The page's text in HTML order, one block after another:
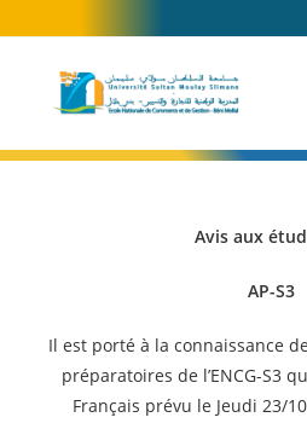
to
content
Avis aux
AP-S3
Il est porté à la connaissance
préparatoires de l’ENCG-S3
Français prévu le Jeudi 23/